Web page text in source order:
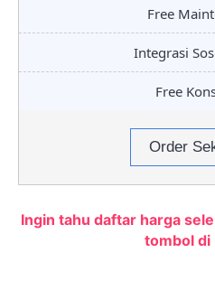
Free
Integrasi
Free
Order
Ingin tahu daftar harga
tombol di